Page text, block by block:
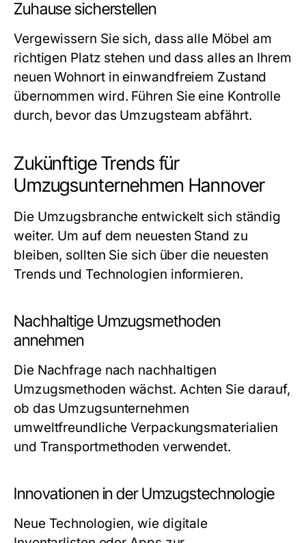
Zuhause sicherstellen
Vergewissern Sie sich, dass alle Möbel am
richtigen Platz stehen und dass alles an Ihrem
neuen Wohnort in einwandfreiem Zustand
übernommen wird. Führen Sie eine Kontrolle
durch, bevor das Umzugsteam abfährt.
Zukünftige Trends für
Umzugsunternehmen Hannover
Die Umzugsbranche entwickelt sich ständig
weiter. Um auf dem neuesten Stand zu
bleiben, sollten Sie sich über die neuesten
Trends und Technologien informieren.
Nachhaltige Umzugsmethoden
annehmen
Die Nachfrage nach nachhaltigen
Umzugsmethoden wächst. Achten Sie darauf,
ob das Umzugsunternehmen
umweltfreundliche Verpackungsmaterialien
und Transportmethoden verwendet.
Innovationen in der Umzugstechnologie
Neue Technologien, wie digitale